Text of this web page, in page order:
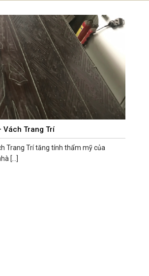
cư Kiến Thức Nội Thất Thông tin thanh toán
Vách Trang Trí
Trang Trí tăng tính thẩm mỹ của
[...]